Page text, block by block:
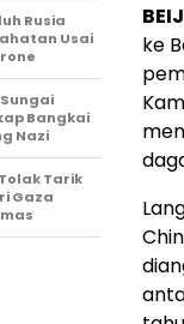
ke
Rusia
Usai
Bangkai
Nazi
Tarik
Gaza